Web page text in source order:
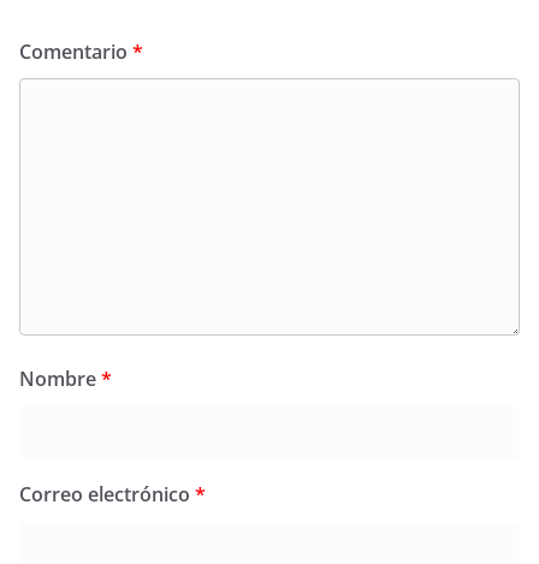
Comentario *
Nombre*
Correo electrónico *